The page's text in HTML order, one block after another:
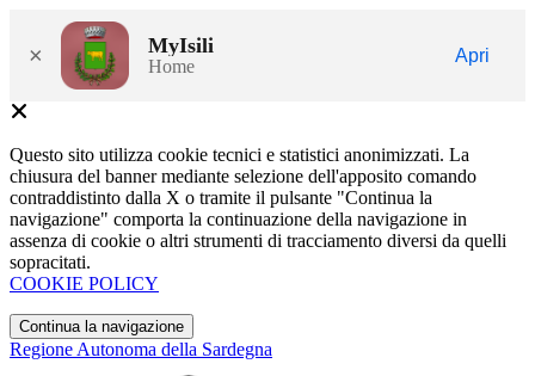
× MyIsili
Home
Apri
Questo sito utilizza cookie tecnici e statistici anonimizzati. La
chiusura del banner mediante selezione dell'apposito comando
contraddistinto dalla X o tramite il pulsante "Continua la
navigazione" comporta la continuazione della navigazione in
assenza di cookie o altri strumenti di tracciamento diversi da quelli
sopracitati.
COOKIE POLICY
Continua la navigazione
Regione Autonoma della Sardegna